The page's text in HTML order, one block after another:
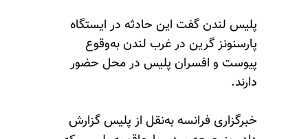
پلیس لندن گفت این حادثه در ایستگاه
پارسنونز گرین در غرب لندن به‌وقوع
پیوست و افسران پلیس در محل حضور
دارند.
خبرگزاری فرانسه به‌نقل از پلیس گزارش